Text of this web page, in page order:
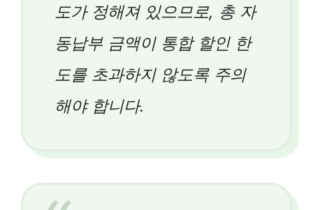
도가 정해져 있으므로, 총 자
동납부 금액이 통합 할인 한
도를 초과하지 않도록 주의
해야 합니다.